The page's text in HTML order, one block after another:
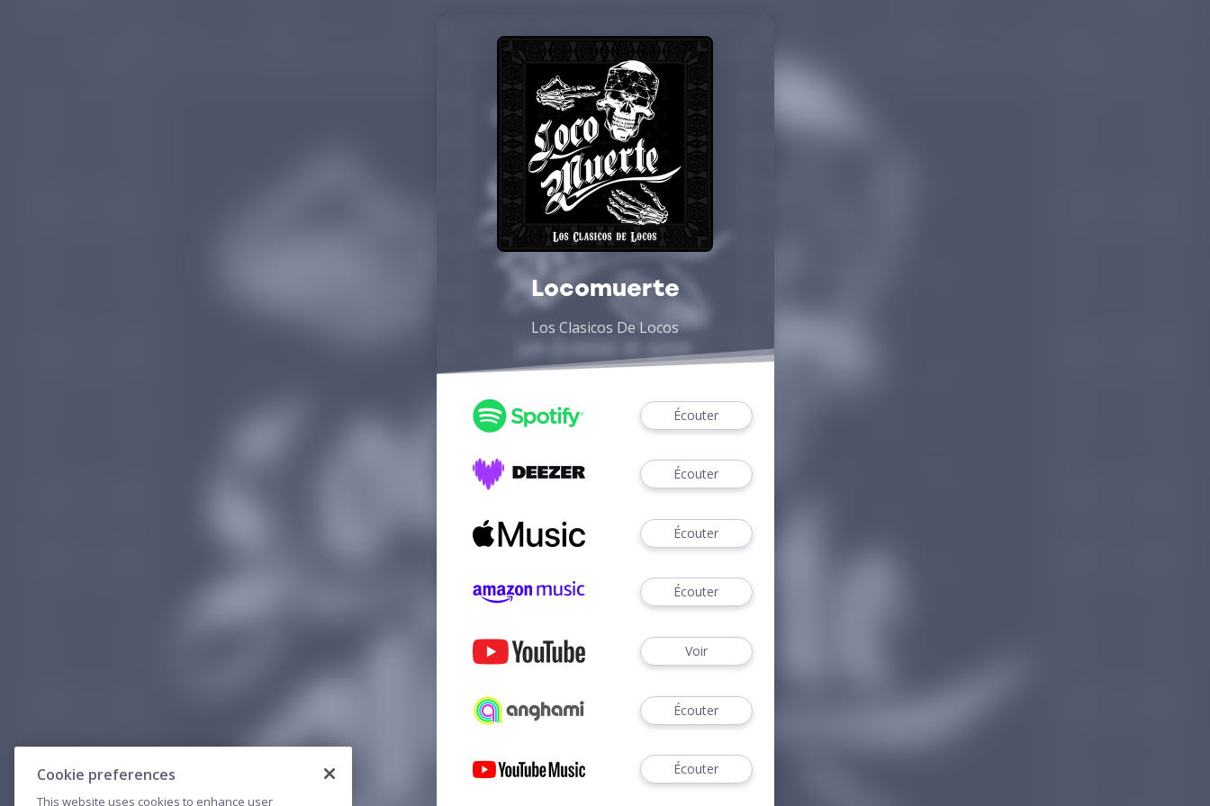
Locomuerte
Los Clasicos De Locos
Écouter
Écouter
Écouter
Écouter
Voir
Écouter
Écouter
Cookie preferences
This website uses cookies to enhance user